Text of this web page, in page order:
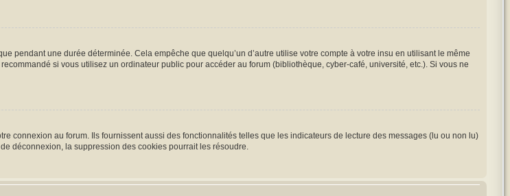
pendant une durée déterminée. Cela empêche que quelqu’un d’autre utilise votre compte à votre insu en utilisant le même
si vous utilisez un ordinateur public pour accéder au forum (bibliothèque, cyber-café, université, etc.). Si vous ne
connexion au forum. Ils fournissent aussi des fonctionnalités telles que les indicateurs de lecture des messages (lu ou non lu)
déconnexion, la suppression des cookies pourrait les résoudre.